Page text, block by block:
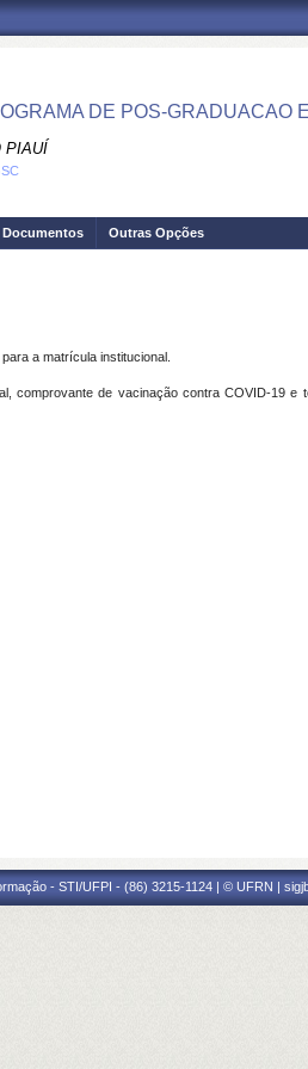
DE POS-GRADUACAO
PIAUÍ
Documentos Outras Opções
a matrícula institucional.
comprovante de vacinação contra COVID-19
- STI/UFPI - (86) 3215-1124 | © UFRN |